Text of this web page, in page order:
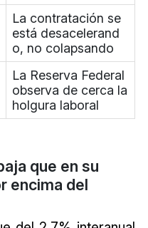
La contratación se
está desacelerand
o, no colapsando
La Reserva Federal
observa de cerca la
holgura laboral
que en su
encima del